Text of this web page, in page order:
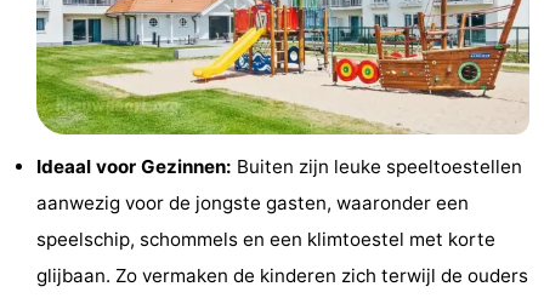
Parkeren
Kusttram
Reisboekenwinkel
Nieuws
Medische
adressen
Regio
Ideaal voor Gezinnen: Buiten zijn leuke speeltoestellen
aanwezig voor de jongste gasten, waaronder een
speelschip, schommels en een klimtoestel met korte
glijbaan. Zo vermaken de kinderen zich terwijl de ouders